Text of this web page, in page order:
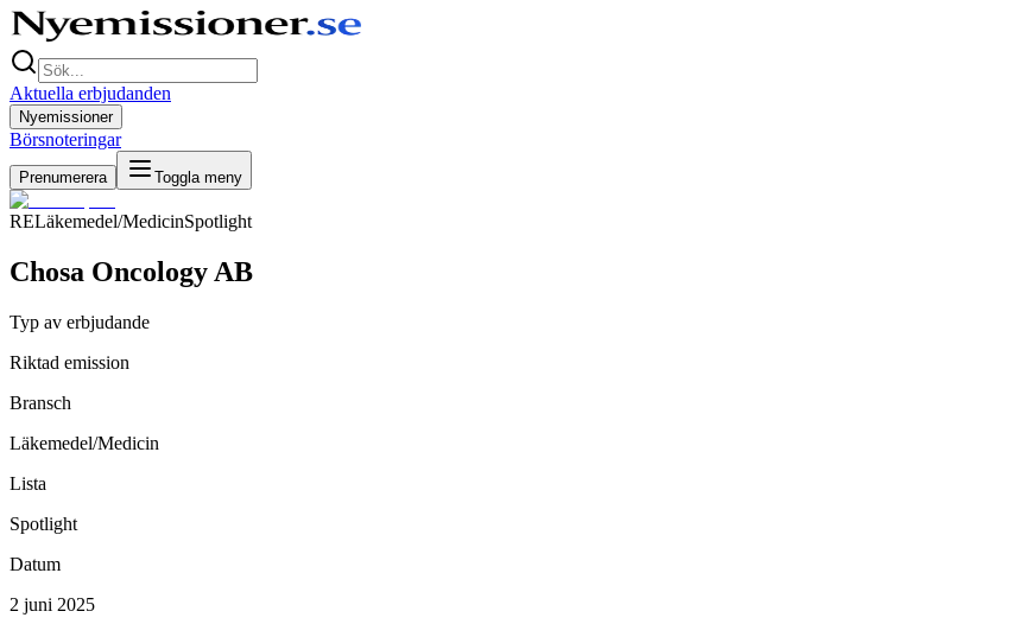
Aktuella erbjudanden
Nyemissioner
Börsnoteringar
Prenumerera Toggla meny
RELäkemedel/MedicinSpotlight
Chosa Oncology AB
Typ av erbjudande
Riktad emission
Bransch
Läkemedel/Medicin
Lista
Spotlight
Datum
2 juni 2025